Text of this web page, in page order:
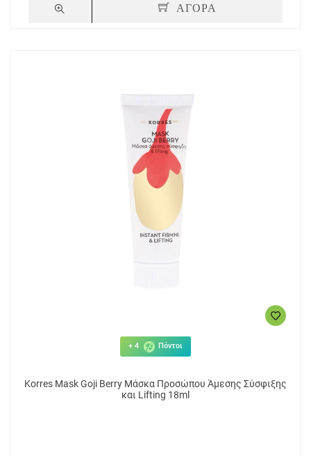
ΑΓΟΡΑ
+ 4 Πόντοι
Korres Mask Goji Berry Μάσκα Προσώπου Άμεσης Σύσφιξης
και Lifting 18ml